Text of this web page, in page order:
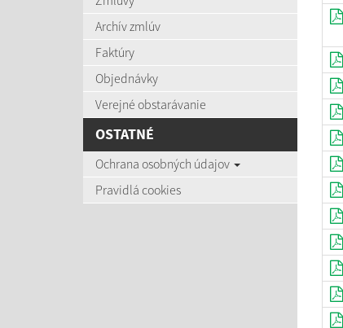
Archív zmlúv
Faktúry
Objednávky
Verejné obstarávanie
OSTATNÉ
Ochrana osobných údajov
Pravidlá cookies